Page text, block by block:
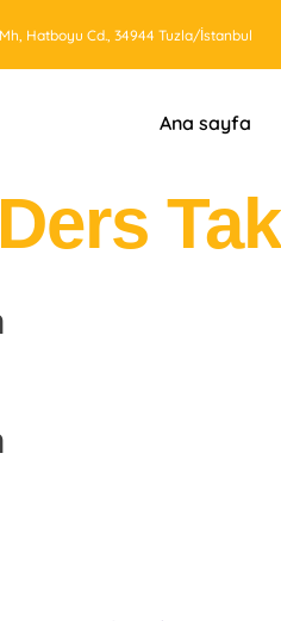
Hatboyu Cd., 34944 Tuzla/İstanbul
Ana sayfa
Ders